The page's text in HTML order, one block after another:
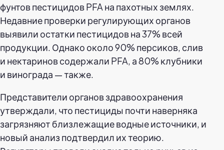
фунтов пестицидов PFA на пахотных землях.
Недавние проверки регулирующих органов
выявили остатки пестицидов на 37% всей
продукции. Однако около 90% персиков, слив
и нектаринов содержали PFA, а 80% клубники
и винограда — также.
Представители органов здравоохранения
утверждали, что пестициды почти наверняка
загрязняют близлежащие водные источники, и
новый анализ подтвердил их теорию.